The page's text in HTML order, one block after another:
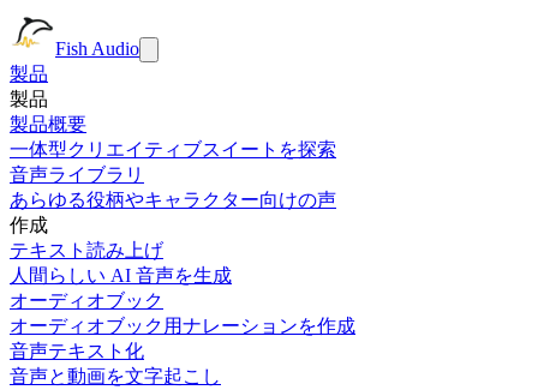
Fish Audio
製品
製品
製品概要
一体型クリエイティブスイートを探索
音声ライブラリ
あらゆる役柄やキャラクター向けの声
作成
テキスト読み上げ
人間らしい AI 音声を生成
オーディオブック
オーディオブック用ナレーションを作成
音声テキスト化
音声と動画を文字起こし